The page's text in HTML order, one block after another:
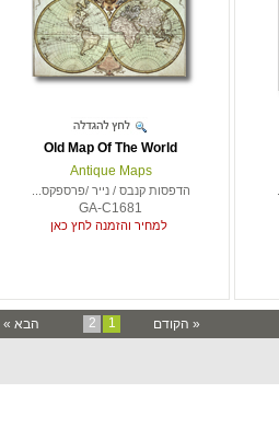
Old Map Of The World
Antique Maps
הדפסות קנבס / נייר /פרספקס...
GA-C1681
למחיר והזמנה לחץ כאן
« הקודם 1
2 הבא »